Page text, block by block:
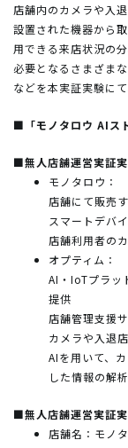
店舗内のカメラや入
設置された機器から
用できる来店状況の
必要となるさまざま
などを本実証実験に
■「モノタロウ AIス
■無人店舗運営実証
モノタロウ：
店舗にて販売
スマートデバ
店舗利用者の
オプティム：
AI・IoTプラッ
提供
店舗管理支援
カメラや入退
AIを用いて、
した情報の解析
■無人店舗運営実証
店舗名：モノ